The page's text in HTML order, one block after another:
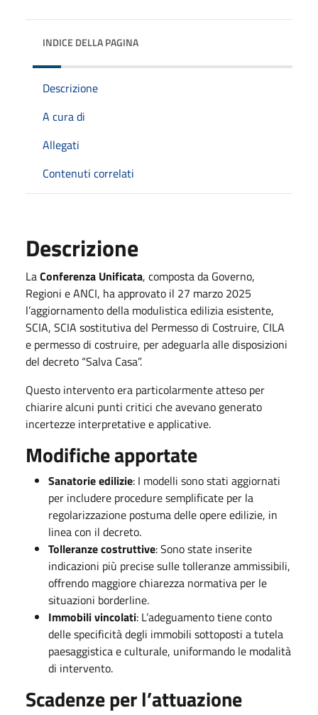
INDICE DELLA PAGINA
Descrizione
A cura di
Allegati
Contenuti correlati
Descrizione
LaConferenza Unificata, composta da Governo,
Regioni e ANCI, ha approvato il 27 marzo 2025
l’aggiornamento della modulistica edilizia esistente,
SCIA, SCIA sostitutiva del Permesso di Costruire, CILA
e permesso di costruire, per adeguarla alle disposizioni
del decreto “Salva Casa”.
Questo intervento era particolarmente atteso per
chiarire alcuni punti critici che avevano generato
incertezze interpretative e applicative.
Modifiche apportate
Sanatorie edilizie: I modelli sono stati aggiornati
per includere procedure semplificate per la
regolarizzazione postuma delle opere edilizie, in
linea con il decreto.
Tolleranze costruttive: Sono state inserite
indicazioni più precise sulle tolleranze ammissibili,
offrendo maggiore chiarezza normativa per le
situazioni borderline.
Immobili vincolati: L’adeguamento tiene conto
delle specificità degli immobili sottoposti a tutela
paesaggistica e culturale, uniformando le modalità
di intervento.
Scadenze per l’attuazione